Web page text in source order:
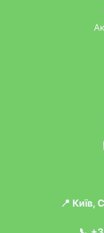
📍 Київ,